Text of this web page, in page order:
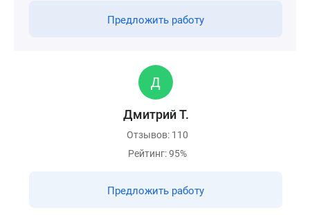
Предложить работу
Дмитрий Т.
Отзывов: 110
Рейтинг: 95%
Предложить работу